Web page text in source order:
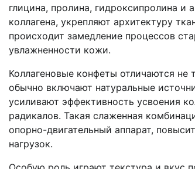
глицина, пролина, гидроксипролина
коллагена, укрепляют архитектуру
происходит замедление процессов
увлажненности кожи.
Коллагеновые конфеты отличаются
обычно включают натуральные
усиливают эффективность усвоения
радикалов. Такая слаженная
опорно-двигательный аппарат,
нагрузок.